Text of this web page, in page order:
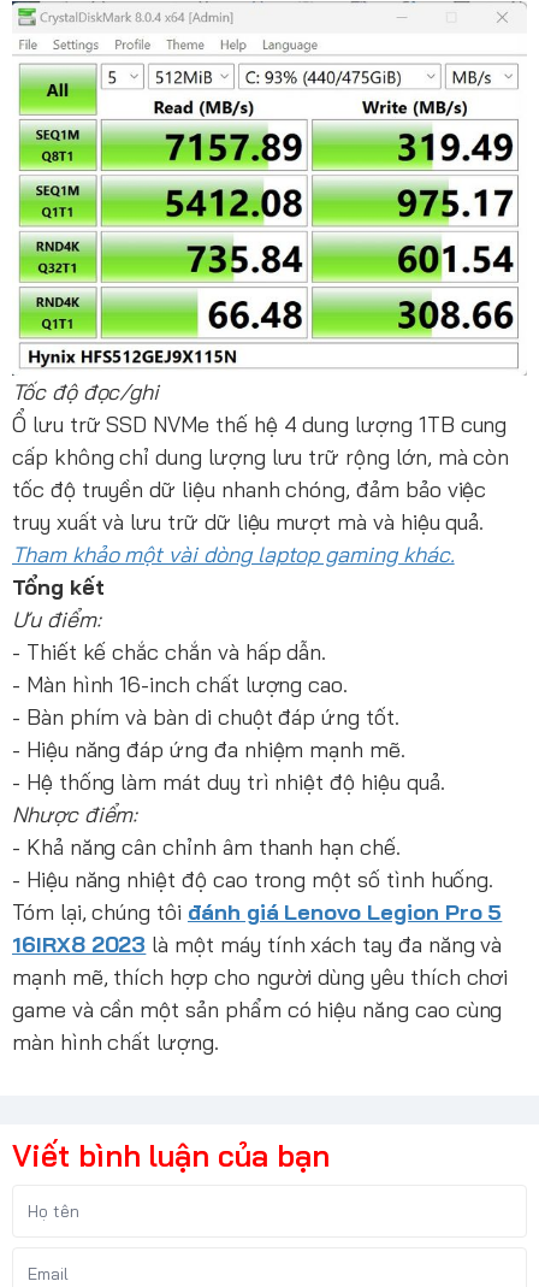
Tốc độ đọc/ghi
Ổ lưu trữ SSD NVMe thế hệ 4 dung lượng 1TB cung
cấp không chỉ dung lượng lưu trữ rộng lớn, mà còn
tốc độ truyền dữ liệu nhanh chóng, đảm bảo việc
truy xuất và lưu trữ dữ liệu mượt mà và hiệu quả.
Tham khảo một vài dòng laptop gaming khác.
Tổng kết
Ưu điểm:
- Thiết kế chắc chắn và hấp dẫn.
- Màn hình 16-inch chất lượng cao.
- Bàn phím và bàn di chuột đáp ứng tốt.
- Hiệu năng đáp ứng đa nhiệm mạnh mẽ.
- Hệ thống làm mát duy trì nhiệt độ hiệu quả.
Nhược điểm:
- Khả năng cân chỉnh âm thanh hạn chế.
- Hiệu năng nhiệt độ cao trong một số tình huống.
Tóm lại, chúng tôi đánh giá Lenovo Legion Pro 5
16IRX8 2023 là một máy tính xách tay đa năng và
mạnh mẽ, thích hợp cho người dùng yêu thích chơi
game và cần một sản phẩm có hiệu năng cao cùng
màn hình chất lượng.
Viết bình luận của bạn